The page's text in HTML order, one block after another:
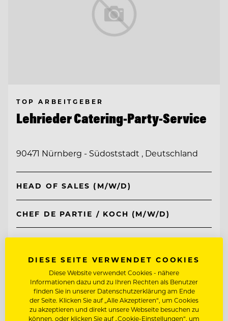
TOP ARBEITGEBER
Lehrieder Catering-Party-Service
90471 Nürnberg - Südoststadt , Deutschland
HEAD OF SALES (M/W/D)
CHEF DE PARTIE / KOCH (M/W/D)
DIESE SEITE VERWENDET COOKIES
Diese Website verwendet Cookies - nähere
Informationen dazu und zu Ihren Rechten als Benutzer
finden Sie in unserer Datenschutzerklärung am Ende
der Seite. Klicken Sie auf „Alle Akzeptieren“, um Cookies
zu akzeptieren und direkt unsere Webseite besuchen zu
können, oder klicken Sie auf „Cookie-Einstellungen“, um